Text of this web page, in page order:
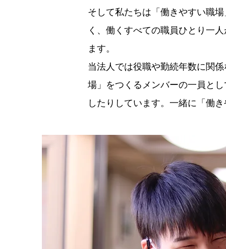
そして私たちは「働きやすい職
く、働くすべての職員ひとり一
ます。
当法人では役職や勤続年数に関
場」をつくるメンバーの一員と
したりしています。一緒に「働